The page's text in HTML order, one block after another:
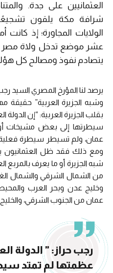
العثمانيين على جدة.
شرافة مكة يلقون
الولايات المجاورة؛ إذ
عشر موضع تدخل ولاة مصر
يتصادم نفوذ ومصالح كل
يرصد لنا المؤرخ المصري السيد
وشبه الجزيرة العربية” حقيقة
بقلب الجزيرة العربية: “إن
سيطرتها إلى بعض مشيخات أو
عمان، ولم تسيطر سيطرة فعلية
ومع ذلك فقد ظل العثمانيون
شبه الجزيرة أو ما يعرف بالمربع
من الشمال الشرقي والشمال
وخليج عدن وبحر العرب
عمان من الجنوب الشرقي،
رجب حراز: " الدولة
عظمتها لم تمتد